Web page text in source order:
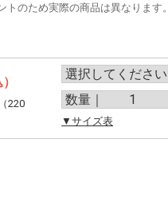
トのため実際の商品は異なります。
220
▼サイズ表